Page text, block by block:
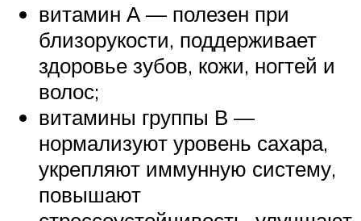
витамин А — полезен при
близорукости, поддерживает
здоровье зубов, кожи, ногтей и
волос;
витамины группы В —
нормализуют уровень сахара,
укрепляют иммунную систему,
повышают